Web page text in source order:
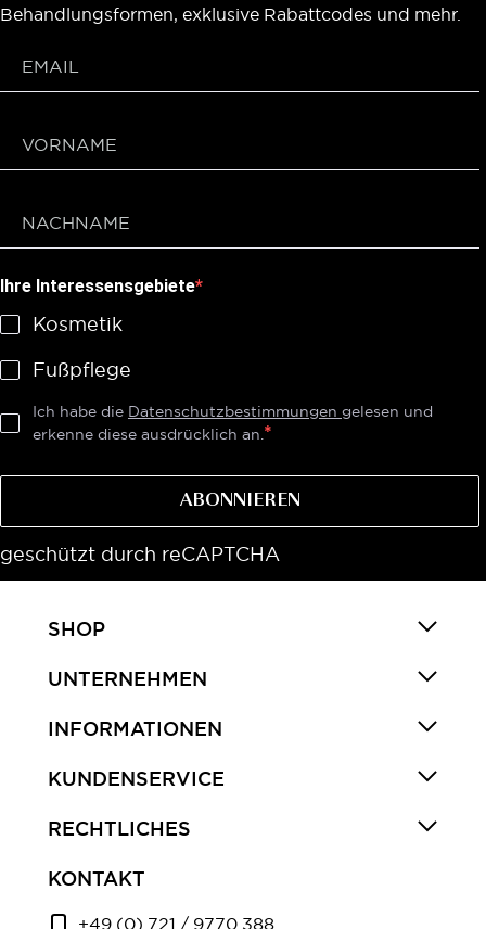
Behandlungsformen, exklusive Rabattcodes und mehr.
Ihre Interessensgebiete
Kosmetik
Fußpflege
Ich habe die Datenschutzbestimmungen gelesen und
erkenne diese ausdrücklich an.
ABONNIEREN
geschützt durch reCAPTCHA
SHOP
UNTERNEHMEN
INFORMATIONEN
KUNDENSERVICE
RECHTLICHES
KONTAKT
+49 (0) 721 / 9770 388